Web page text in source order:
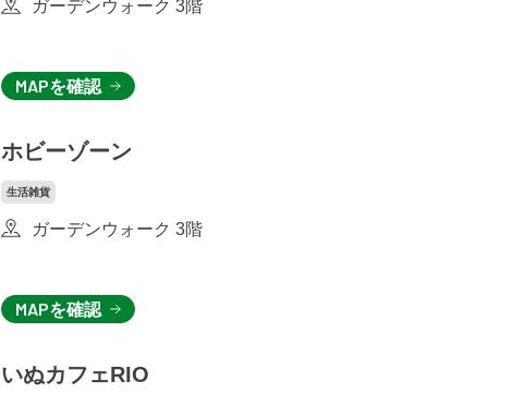
ガーデンウォーク 3階
MAPを確認
ホビーゾーン
生活雑貨
ガーデンウォーク 3階
MAPを確認
いぬカフェRIO